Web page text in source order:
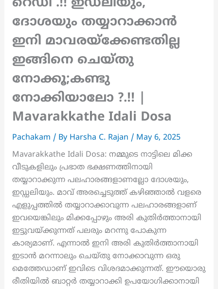
റെഡി .!! ഇഡലിയും,
ദോശയും തയ്യാറാക്കാൻ
ഇനി മാവരയ്‌ക്കേണ്ടതില്ല
ഇങ്ങിനെ ചെയ്തു
നോക്കൂ;കണ്ടു
നോക്കിയാലോ ?.!! |
Mavarakkathe Idali Dosa
Pachakam / By Harsha C. Rajan / May 6, 2025
Mavarakkathe Idali Dosa: നമ്മുടെ നാട്ടിലെ മിക്ക
വീടുകളിലും പ്രഭാത ഭക്ഷണത്തിനായി
തയ്യാറാക്കുന്ന പലഹാരങ്ങളാണല്ലോ ദോശയും,
ഇഡ്ഡലിയും. മാവ് അരച്ചെടുത്ത് കഴിഞ്ഞാൽ വളരെ
എളുപ്പത്തിൽ തയ്യാറാക്കാവുന്ന പലഹാരങ്ങളാണ്
ഇവയെങ്കിലും മിക്കപ്പോഴും അരി കുതിർത്താനായി
ഇട്ടുവയ്ക്കുന്നത് പലരും മറന്നു പോകുന്ന
കാര്യമാണ്. എന്നാൽ ഇനി അരി കുതിർത്താനായി
ഇടാൻ മറന്നാലും ചെയ്തു നോക്കാവുന്ന ഒരു
മെത്തേഡാണ് ഇവിടെ വിശദമാക്കുന്നത്. ഈയൊരു
രീതിയിൽ ബാറ്റർ തയ്യാറാക്കി ഉപയോഗിക്കാനായി